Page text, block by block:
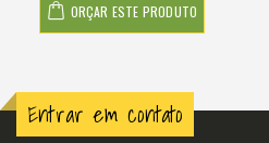
ORÇAR ESTE PRODUTO
Entrar em contato